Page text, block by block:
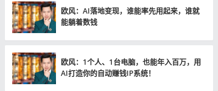
欧风：AI落地变现，谁能率先用起来，谁就
能躺着数钱
欧风：1个人、1台电脑，也能年入百万，用
AI打造你的自动赚钱IP系统！